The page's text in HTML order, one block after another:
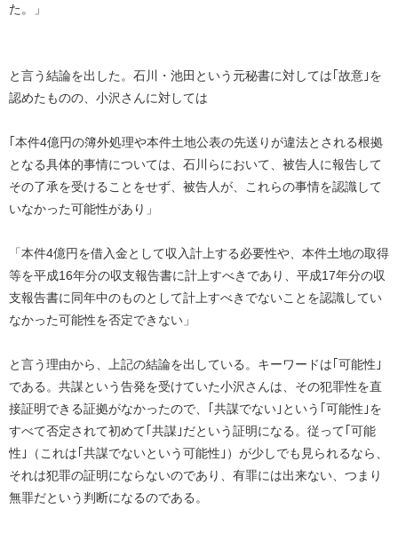
た。」
と言う結論を出した。石川・池田という元秘書に対しては｢故意｣を
認めたものの、小沢さんに対しては
｢本件4億円の簿外処理や本件土地公表の先送りが違法とされる根拠
となる具体的事情については、石川らにおいて、被告人に報告して
その了承を受けることをせず、被告人が、これらの事情を認識して
いなかった可能性があり」
「本件4億円を借入金として収入計上する必要性や、本件土地の取得
等を平成16年分の収支報告書に計上すべきであり、平成17年分の収
支報告書に同年中のものとして計上すべきでないことを認識してい
なかった可能性を否定できない」
と言う理由から、上記の結論を出している。キーワードは｢可能性｣
である。共謀という告発を受けていた小沢さんは、その犯罪性を直
接証明できる証拠がなかったので、｢共謀でない｣という｢可能性｣を
すべて否定されて初めて｢共謀｣だという証明になる。従って｢可能
性｣（これは｢共謀でないという可能性｣）が少しでも見られるなら、
それは犯罪の証明にならないのであり、有罪には出来ない、つまり
無罪だという判断になるのである。